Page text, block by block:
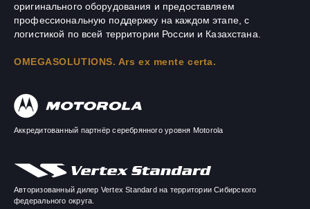
оригинального оборудования и предоставляем
профессиональную поддержку на каждом этапе, с
логистикой по всей территории России и Казахстана.
OMEGASOLUTIONS. Ars ex mente certa.
Аккредитованный партнёр серебрянного уровня Motorola
Авторизованный дилер Vertex Standard на территории Сибирского
федерального округа.